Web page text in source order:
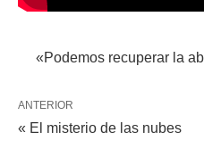
«Podemos recuperar la
ANTERIOR
« El misterio de las nubes